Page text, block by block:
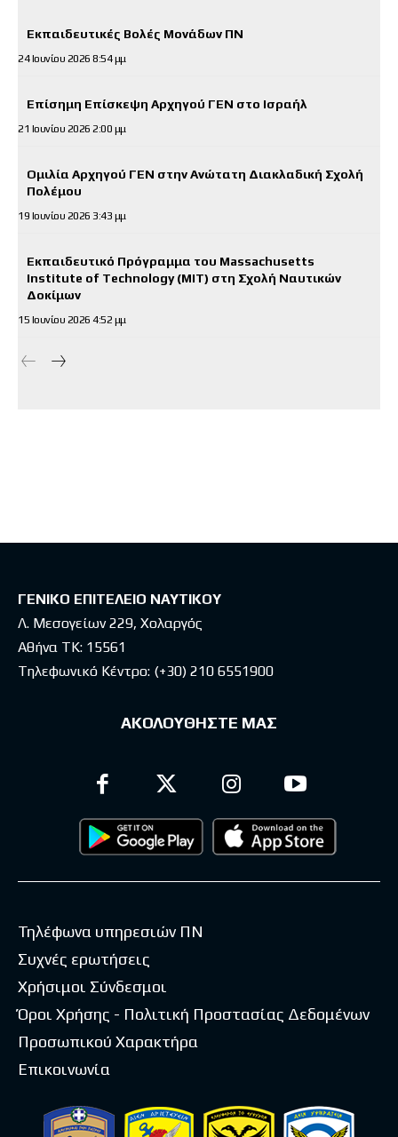
Εκπαιδευτικές Βολές Μονάδων ΠΝ
24 Ιουνίου 2026 8:54 μμ
Επίσημη Επίσκεψη Αρχηγού ΓΕΝ στο Ισραήλ
21 Ιουνίου 2026 2:00 μμ
Ομιλία Αρχηγού ΓΕΝ στην Ανώτατη Διακλαδική Σχολή
Πολέμου
19 Ιουνίου 2026 3:43 μμ
Εκπαιδευτικό Πρόγραμμα του Massachusetts
Institute of Technology (MIT) στη Σχολή Ναυτικών
Δοκίμων
15 Ιουνίου 2026 4:52 μμ
ΓΕΝΙΚΟ ΕΠΙΤΕΛΕΙΟ ΝΑΥΤΙΚΟΥ
Λ. Μεσογείων 229, Χολαργός
Αθήνα ΤΚ: 15561
Τηλεφωνικό Κέντρο: (+30) 210 6551900
ΑΚΟΛΟΥΘΗΣΤΕ ΜΑΣ
Τηλέφωνα υπηρεσιών ΠΝ
Συχνές ερωτήσεις
Χρήσιμοι Σύνδεσμοι
Όροι Χρήσης - Πολιτική Προστασίας Δεδομένων
Προσωπικού Χαρακτήρα
Επικοινωνία